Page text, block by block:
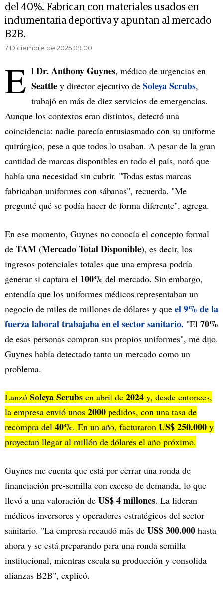
del 40%. Fabrican con materiales usados en
indumentaria deportiva y apuntan al mercado
B2B.
7 Diciembre de 2025 09.00
E l Dr. Anthony Guynes, médico de urgencias en
Seattle y director ejecutivo de Soleya Scrubs,
trabajó en más de diez servicios de emergencias.
Aunque los contextos eran distintos, detectó una
coincidencia: nadie parecía entusiasmado con su uniforme
quirúrgico, pese a que todos lo usaban. A pesar de la gran
cantidad de marcas disponibles en todo el país, notó que
había una necesidad sin cubrir. "Todas estas marcas
fabricaban uniformes con sábanas", recuerda. "Me
pregunté qué se podía hacer de forma diferente", agrega.
En ese momento, Guynes no conocía el concepto formal
de TAM (Mercado Total Disponible), es decir, los
ingresos potenciales totales que una empresa podría
generar si captara el 100% del mercado. Sin embargo,
entendía que los uniformes médicos representaban un
negocio de miles de millones de dólares y que el 9% de la
fuerza laboral trabajaba en el sector sanitario. "El 70%
de esas personas compran sus propios uniformes", me dijo.
Guynes había detectado tanto un mercado como un
problema.
Lanzó Soleya Scrubs en abril de 2024 y, desde entonces,
la empresa envió unos 2000 pedidos, con una tasa de
recompra del 40%. En un año, facturaron US$ 250.000 y
proyectan llegar al millón de dólares el año próximo.
Guynes me cuenta que está por cerrar una ronda de
financiación pre-semilla con exceso de demanda, lo que
llevó a una valoración de US$ 4 millones. La lideran
médicos inversores y operadores estratégicos del sector
sanitario. "La empresa recaudó más de US$ 300.000 hasta
ahora y se está preparando para una ronda semilla
institucional, mientras escala su producción y consolida
alianzas B2B", explicó.